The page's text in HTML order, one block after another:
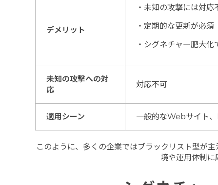
デメリット
・未知の攻撃には対応
・定期的な更新が必須
・シグネチャー肥大化
未知の攻撃への対
応
対応不可
適用シーン 一般的なWebサイト、
このように、多くの企業ではブラックリスト型が
境や運用体制に